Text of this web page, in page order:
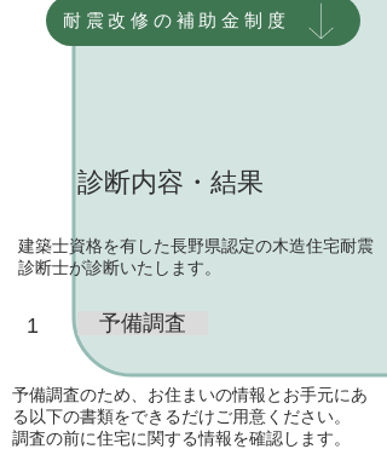
耐震改修の補助金制度
​診断内容・結果
​建築士資格を有した長野県認定の木造住宅耐震
診断士が診断いたします。
予備調査
​1
​予備調査のため、お住まいの情報とお手元にあ
る以下の書類をできるだけご用意ください。
調査の前に住宅に関する情報を確認します。